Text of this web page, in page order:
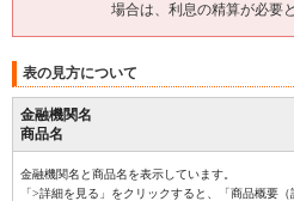
場合は、利息の精算が必要
表の見方について
金融機関名
商品名
金融機関名と商品名を表示しています。
「>詳細を見る」をクリックすると、「商品概要